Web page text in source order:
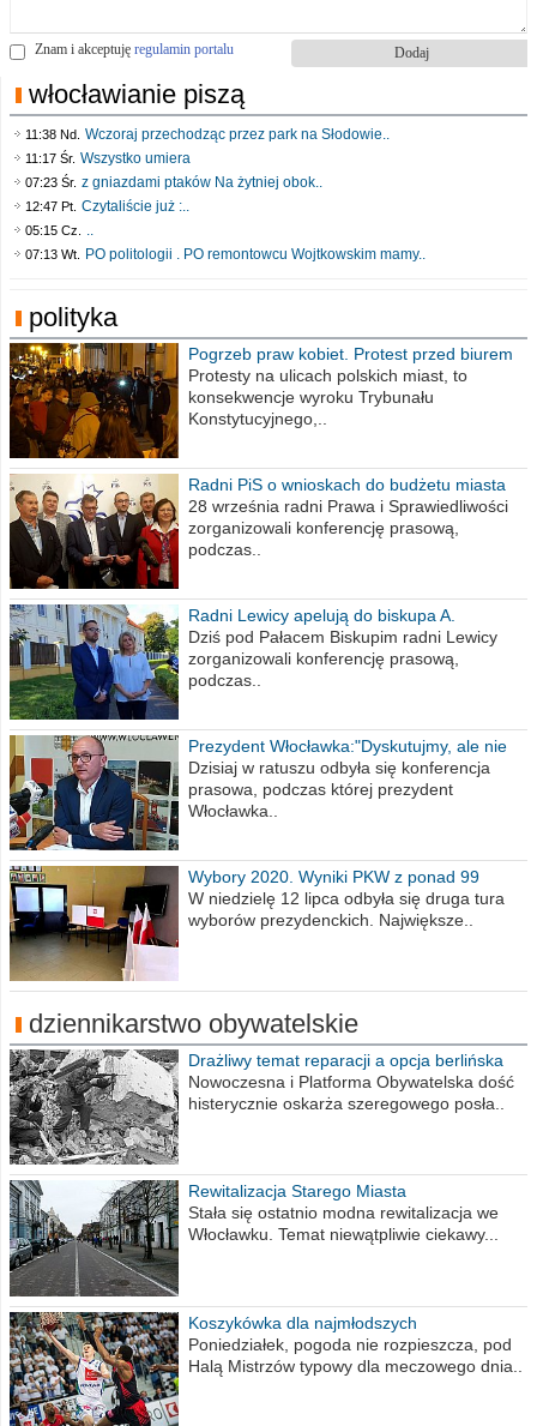
Znam i akceptuję regulamin portalu
włocławianie piszą
11:38 Nd. Wczoraj przechodząc przez park na Słodowie..
11:17 Śr. Wszystko umiera
07:23 Śr. z gniazdami ptaków Na żytniej obok..
12:47 Pt. Czytaliście już :..
05:15 Cz. ..
07:13 Wt. PO politologii . PO remontowcu Wojtkowskim mamy..
polityka
Pogrzeb praw kobiet. Protest przed biurem
poselskim PiS
Protesty na ulicach polskich miast, to
konsekwencje wyroku Trybunału
Konstytucyjnego,..
Radni PiS o wnioskach do budżetu miasta
na 2021 rok
28 września radni Prawa i Sprawiedliwości
zorganizowali konferencję prasową,
podczas..
Radni Lewicy apelują do biskupa A.
Wiesława Meringa
Dziś pod Pałacem Biskupim radni Lewicy
zorganizowali konferencję prasową,
podczas..
Prezydent Włocławka:"Dyskutujmy, ale nie
obrażajmy się”
Dzisiaj w ratuszu odbyła się konferencja
prasowa, podczas której prezydent
Włocławka..
Wybory 2020. Wyniki PKW z ponad 99
procent obwodów
W niedzielę 12 lipca odbyła się druga tura
wyborów prezydenckich. Największe..
dziennikarstwo obywatelskie
Drażliwy temat reparacji a opcja berlińska
Nowoczesna i Platforma Obywatelska dość
histerycznie oskarża szeregowego posła..
Rewitalizacja Starego Miasta
Stała się ostatnio modna rewitalizacja we
Włocławku. Temat niewątpliwie ciekawy...
Koszykówka dla najmłodszych
Poniedziałek, pogoda nie rozpieszcza, pod
Halą Mistrzów typowy dla meczowego dnia..